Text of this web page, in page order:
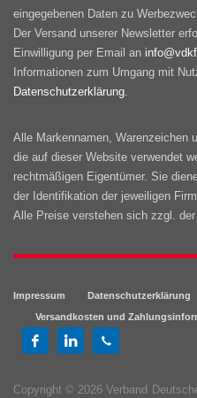
eingegebenen Daten zu
Der Versand unserer Newsletter
Einwilligung per Email an
Informationen zum Umgang mit
Datenschutzerklärung
Alle Markennamen, Warenzeichen
die auf dieser Website verwendet
rechtmäßigen Eigentümer. Sie
der Identifikation der jeweiligen
Alle Preise verstehen sich zzgl.
Impressum
Datenschutzerklärung
Versandkosten und
Copyright © 2026 Verband